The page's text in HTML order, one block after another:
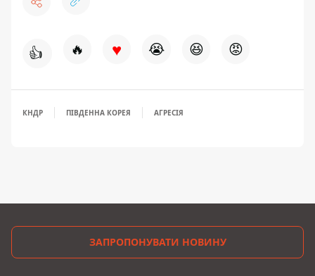
👍 🔥 ♥ 😭 😆 😡
КНДР ПІВДЕННА КОРЕЯ АГРЕСІЯ
ЗАПРОПОНУВАТИ НОВИНУ